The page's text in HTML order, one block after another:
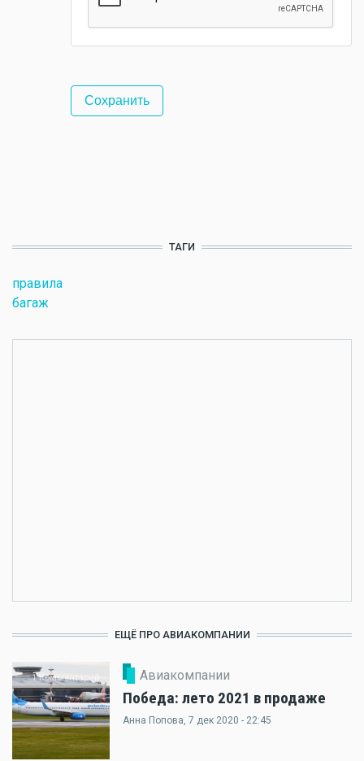
ТАГИ
правила
багаж
ЕЩЁ ПРО АВИАКОМПАНИИ
1 Комментарий Авиакомпании
Победа: лето 2021 в продаже
Анна Попова, 7 дек 2020 - 22:45